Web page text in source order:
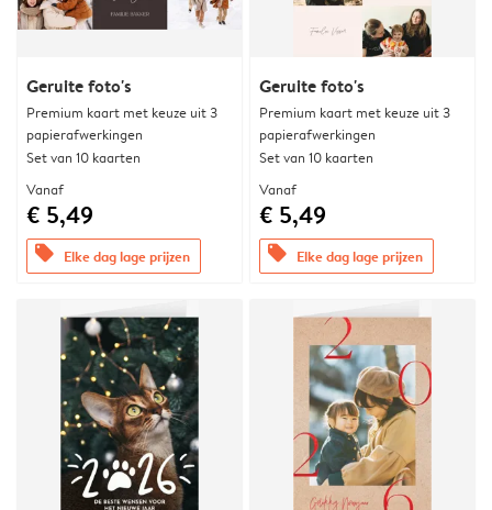
Geruite foto's
Premium kaart met keuze uit 3
papierafwerkingen
Set van 10 kaarten
Vanaf
€ 5,49
offers Elke dag lage prijzen
Geruite foto's
Premium kaart met keuze uit 3
papierafwerkingen
Set van 10 kaarten
Vanaf
€ 5,49
offers Elke dag lage prijzen